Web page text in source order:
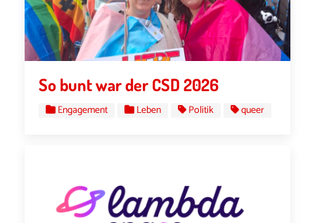
So bunt war der CSD 2026
Engagement Leben Politik queer